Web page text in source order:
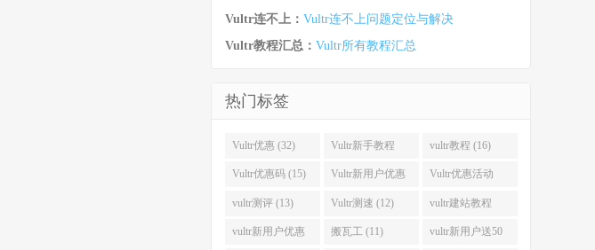
Vultr连不上： Vultr连不上问题定位与解决
Vultr教程汇总： Vultr所有教程汇总
热门标签
Vultr优惠 (32) Vultr新手教程
(16)
vultr教程 (16)
Vultr优惠码 (15) Vultr新用户优惠
(14)
Vultr优惠活动
(13)
vultr测评 (13) Vultr测速 (12) vultr建站教程
(12)
vultr新用户优惠 搬瓦工 (11) vultr新用户送50